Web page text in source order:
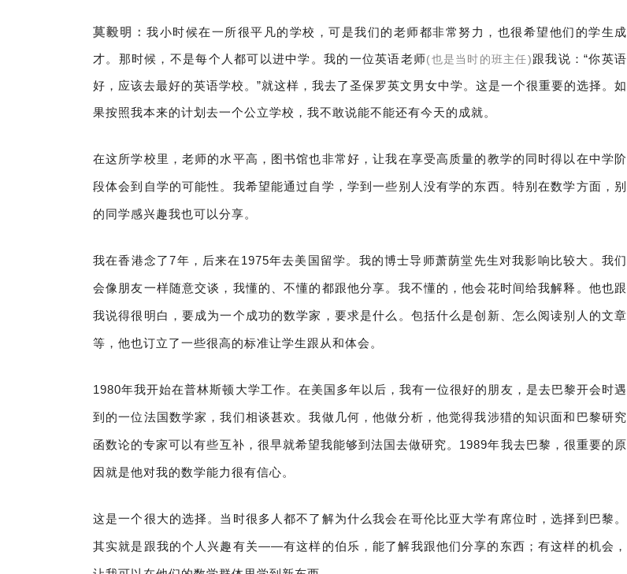
莫毅明： 我小时候在一所很平凡的学校，可是我们的老师都非常努力，也很希望他们的学生成
才。那时候，不是每个人都可以进中学。我的一位英语老师(也是当时的班主任)跟我说：“你英语
好，应该去最好的英语学校。”就这样，我去了圣保罗英文男女中学。这是一个很重要的选择。如
果按照我本来的计划去一个公立学校，我不敢说能不能还有今天的成就。
在这所学校里，老师的水平高，图书馆也非常好，让我在享受高质量的教学的同时得以在中学阶
段体会到自学的可能性。我希望能通过自学，学到一些别人没有学的东西。特别在数学方面，别
的同学感兴趣我也可以分享。
我在香港念了7年，后来在1975年去美国留学。我的博士导师萧荫堂先生对我影响比较大。我们
会像朋友一样随意交谈，我懂的、不懂的都跟他分享。我不懂的，他会花时间给我解释。他也跟
我说得很明白，要成为一个成功的数学家，要求是什么。包括什么是创新、怎么阅读别人的文章
等，他也订立了一些很高的标准让学生跟从和体会。
1980年我开始在普林斯顿大学工作。在美国多年以后，我有一位很好的朋友，是去巴黎开会时遇
到的一位法国数学家，我们相谈甚欢。我做几何，他做分析，他觉得我涉猎的知识面和巴黎研究
函数论的专家可以有些互补，很早就希望我能够到法国去做研究。1989年我去巴黎，很重要的原
因就是他对我的数学能力很有信心。
这是一个很大的选择。当时很多人都不了解为什么我会在哥伦比亚大学有席位时，选择到巴黎。
其实就是跟我的个人兴趣有关——有这样的伯乐，能了解我跟他们分享的东西；有这样的机会，